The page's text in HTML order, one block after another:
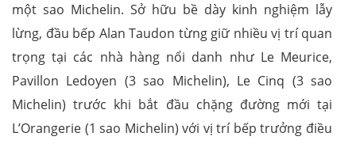
một sao Michelin. Sở hữu bề dày kinh nghiệm lẫy
lừng, đầu bếp Alan Taudon từng giữ nhiều vị trí quan
trọng tại các nhà hàng nổi danh như Le Meurice,
Pavillon Ledoyen (3 sao Michelin), Le Cinq (3 sao
Michelin) trước khi bắt đầu chặng đường mới tại
L’Orangerie (1 sao Michelin) với vị trí bếp trưởng điều